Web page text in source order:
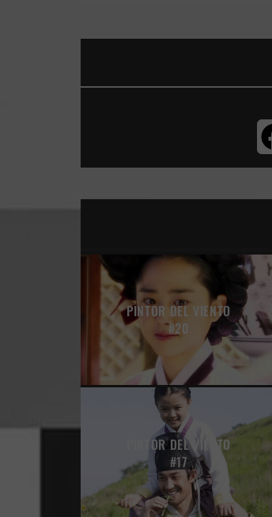
PINTOR DEL VIENTO
#20
PINTOR DEL VIENTO
#17